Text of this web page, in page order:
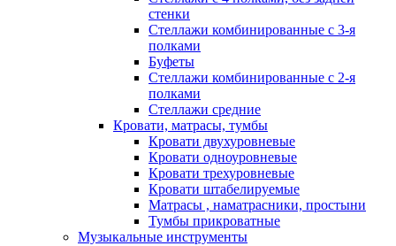
стенки
Стеллажи комбинированные с 3-я
полками
Буфеты
Стеллажи комбинированные с 2-я
полками
Стеллажи средние
Кровати, матрасы, тумбы
Кровати двухуровневые
Кровати одноуровневые
Кровати трехуровневые
Кровати штабелируемые
Матрасы , наматрасники, простыни
Тумбы прикроватные
Музыкальные инструменты